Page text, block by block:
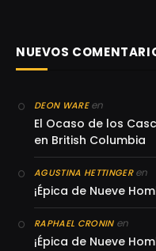
NUEVOS
DEON WAREen
El Ocaso de los
en British Columbia
AGUSTINA HETTINGERen
¡Épica de Nueve
RAPHAEL CRONINen
¡Épica de Nueve